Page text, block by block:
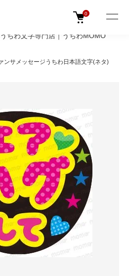
ちわ文字専門店｜うちわMOMO
0
ンサメッセージうちわ日本語文字(ネタ)